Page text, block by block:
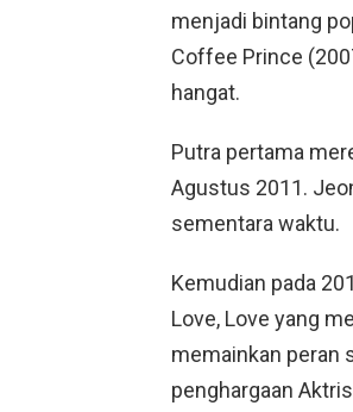
menjadi bintang
Coffee Prince
hangat.
Putra pertama
Agustus 2011.
sementara waktu.
Kemudian pada
Love, Love yang
memainkan peran
penghargaan